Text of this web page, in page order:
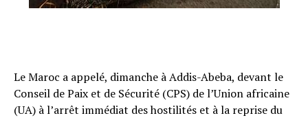
Le Maroc a appelé, dimanche à Addis-Abeba, devant le
Conseil de Paix et de Sécurité (CPS) de l’Union africaine
(UA) à l’arrêt immédiat des hostilités et à la reprise du